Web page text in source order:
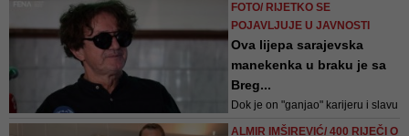
duboko razumiju. To je publika
koja ima jednu posebnu
percepciju ovoga što radimo -
kaže frontmen 'Zabranjenog
pušenja' Sejo...
FOTO/ RIJETKO SE
POJAVLJUJE U JAVNOSTI
Ova lijepa sarajevska
manekenka u braku je sa
Breg...
Dok je on "ganjao" karijeru i slavu
te postao jedna od najvećih
ALMIR IMŠIREVIĆ/ 400 RIJEČI O